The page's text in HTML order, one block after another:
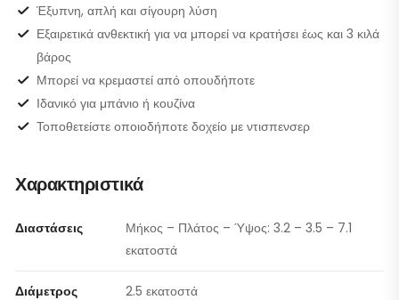
Έξυπνη, απλή και σίγουρη λύση
Εξαιρετικά ανθεκτική για να μπορεί να κρατήσει έως και 3 κιλά
βάρος
Μπορεί να κρεμαστεί από οπουδήποτε
Ιδανικό για μπάνιο ή κουζίνα
Τοποθετείστε οποιοδήποτε δοχείο με ντισπενσερ
Χαρακτηριστικά
Διαστάσεις
Μήκος – Πλάτος – Ύψος: 3.2 – 3.5 – 7.1
εκατοστά
Διάμετρος 2.5 εκατοστά